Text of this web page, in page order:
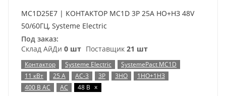
MC1D25E7 | КОНТАКТОР MC1D 3P 25A НО+НЗ 48V
50/60ГЦ, Systeme Electric
Под заказ:
Склад АйДи 0 шт Поставщик 21 шт
Контактор Systeme Electric
SystemePact MC1D
11 кВт
25 А AC-3 3P 3НО
1НО+1НЗ
400 В AC
AC 48 В x